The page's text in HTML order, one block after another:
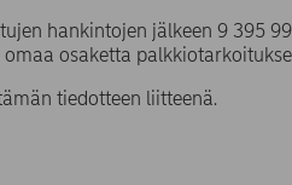
hankintojen jälkeen 9 395
osaketta
tiedotteen liitteenä.